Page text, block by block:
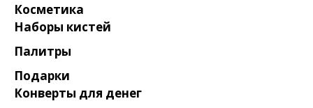
Косметика
Наборы кистей
Палитры
Подарки
Конверты для денег